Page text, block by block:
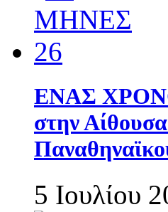
ΕΝΑΣ
στην
5 Ιουλίου